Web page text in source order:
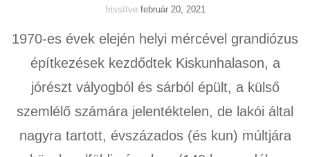
frissítve február 20, 2021
1970-es évek elején helyi mércével grandiózus
építkezések kezdődtek Kiskunhalason, a
jórészt vályogból és sárból épült, a külső
szemlélő számára jelentéktelen, de lakói által
nagyra tartott, évszázados (és kun) múltjára